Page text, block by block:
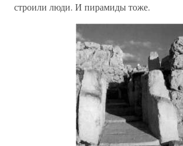
строили люди. И пирамиды тоже.